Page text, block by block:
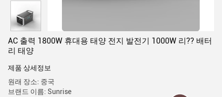
AC 출력 1800W 휴대용 태양 전지 발전기 1000W 리?? 배터
리 태양
제품 상세정보
원래 장소: 중국
브랜드 이름: Sunrise